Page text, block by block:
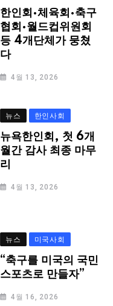
한인회·체육회·축구
협회·월드컵위원회
등 4개단체가 뭉쳤
다
4월 13, 2026
뉴스 한인사회
뉴욕한인회, 첫 6개
월간 감사 최종 마무
리
4월 13, 2026
뉴스 미국사회
“축구를 미국의 국민
스포츠로 만들자”
4월 16, 2026